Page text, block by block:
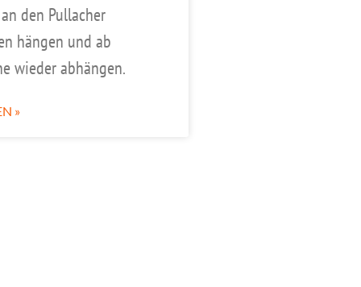
den Pullacher
hängen und ab
wieder abhängen.
»